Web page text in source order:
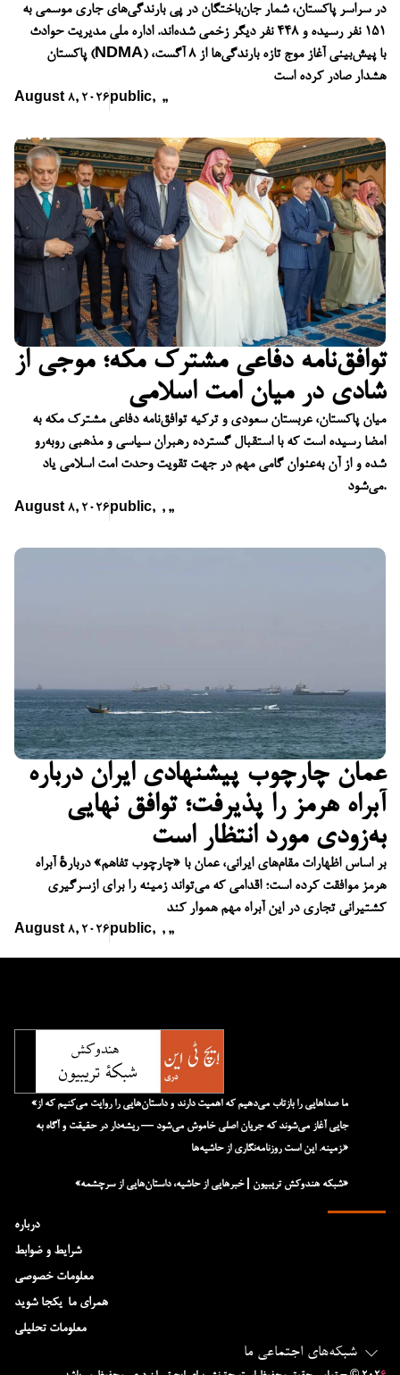
در سراسر پاکستان، شمار جان‌باختگان در پی بارندگی‌های جاری موسمی به
۱۵۱ نفر رسیده و ۴۴۸ نفر دیگر زخمی شده‌اند. اداره ملی مدیریت حوادث
پاکستان (NDMA) با پیش‌بینی آغاز موج تازه بارندگی‌ها از ۸ آگست،
هشدار صادر کرده است
August 8, 2026 public, ,,
توافق‌نامه دفاعی مشترک مکه؛ موجی از
شادی در میان امت اسلامی
میان پاکستان، عربستان سعودی و ترکیه توافق‌نامه دفاعی مشترک مکه به
امضا رسیده است که با استقبال گسترده رهبران سیاسی و مذهبی روبه‌رو
شده و از آن به‌عنوان گامی مهم در جهت تقویت وحدت امت اسلامی یاد
می‌شود.
August 8, 2026 public, ,,,
عمان چارچوب پیشنهادی ایران درباره
آبراه هرمز را پذیرفت؛ توافق نهایی
به‌زودی مورد انتظار است
بر اساس اظهارات مقام‌های ایرانی، عمان با «چارچوب تفاهم» دربارهٔ آبراه
هرمز موافقت کرده است؛ اقدامی که می‌تواند زمینه را برای ازسرگیری
کشتیرانی تجاری در این آبراه مهم هموار کند
August 8, 2026 public, ,,,
شبکه‌های اجتماعی ما
درباره
شرایط و ضوابط
معلومات خصوصی
همرای ما-یکجا شوید
معلومات تحلیلی
«ما صداهایی را بازتاب می‌دهیم که اهمیت دارند و داستان‌هایی را روایت می‌کنیم که از
جایی آغاز می‌شوند که جریان اصلی خاموش می‌شود — ریشه‌دار در حقیقت و آگاه به
زمینه. این است روزنامه‌نگاری از حاشیه‌ها.»
«شبکه هند‌و‌کش تریبیون | خبرهایی از حاشیه، داستان‌هایی از سرچشمه»